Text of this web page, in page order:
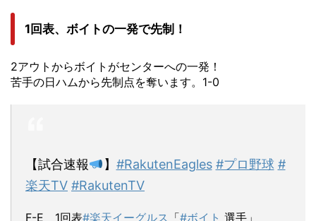
1回表、ボイトの一発で先制！
2アウトからボイトがセンターへの一発！
苦手の日ハムから先制点を奪います。1-0
【試合速報 】 #RakutenEagles #プロ野球 #
楽天TV #RakutenTV
F-E 1回表#楽天イーグルス 「#ボイト 選手」